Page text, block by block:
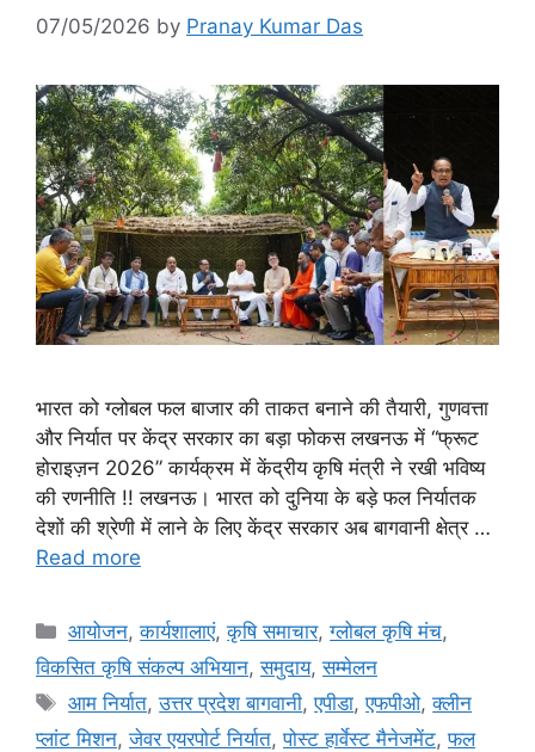
07/05/2026 by Pranay Kumar Das
भारत को ग्लोबल फल बाजार की ताकत बनाने की तैयारी, गुणवत्ता
और निर्यात पर केंद्र सरकार का बड़ा फोकस लखनऊ में “फ्रूट
होराइज़न 2026” कार्यक्रम में केंद्रीय कृषि मंत्री ने रखी भविष्य
की रणनीति !! लखनऊ। भारत को दुनिया के बड़े फल निर्यातक
देशों की श्रेणी में लाने के लिए केंद्र सरकार अब बागवानी क्षेत्र …
Read more
आयोजन,कार्यशालाएं,कृषि समाचार,ग्लोबल कृषि मंच,
विकसित कृषि संकल्प अभियान,समुदाय,सम्मेलन
आम निर्यात,उत्तर प्रदेश बागवानी,एपीडा,एफपीओ,क्लीन
प्लांट मिशन,जेवर एयरपोर्ट निर्यात,पोस्ट हार्वेस्ट मैनेजमेंट,फल